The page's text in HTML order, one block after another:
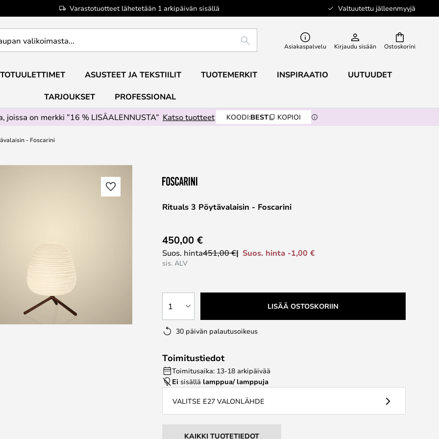
Varastotuotteet lähetetään 1 arkipäivän sisällä Valtuutettu jälleenmyyjä
Ostoskorini
ETSI Asiakaspalvelu Kirjaudu sisään
ASUSTEET JA TEKSTIILIT TUOTEMERKIT INSPIRAATIO UUTUUDET
TARJOUKSET
PROFESSIONAL
joissa on merkki ”16 % LISÄALENNUSTA” Katso tuotteet KOODI:BEST KOPIOI
- Foscarini
Rituals 3 Pöytävalaisin - Foscarini
450,00 €
Suos. hinta451,00 € Suos. hinta -1,00 €
sis. ALV
1 LISÄÄ OSTOSKORIIN
30 päivän palautusoikeus
Toimitustiedot
Toimitusaika: 13-18 arkipäivää
Ei sisällä lamppua/ lamppuja
VALITSE E27 VALONLÄHDE
KAIKKI TUOTETIEDOT